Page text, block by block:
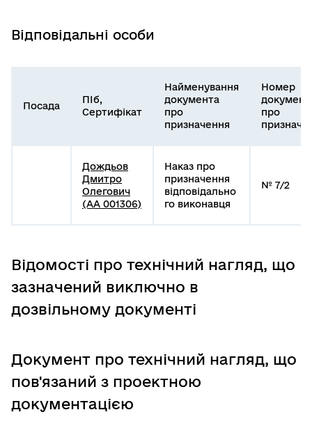
Відповідальні особи
Посада
ПІб,
Сертифікат
Найменування
документа
про
призначення
Номер
про
Дождьов
Дмитро
Олегович
(АА 001306)
Наказ про
призначення
відповідально
го виконавця
№ 7/2
Відомості про технічний нагляд, що
зазначений виключно в
дозвільному документі
Документ про технічний нагляд, що
пов'язаний з проектною
документацією